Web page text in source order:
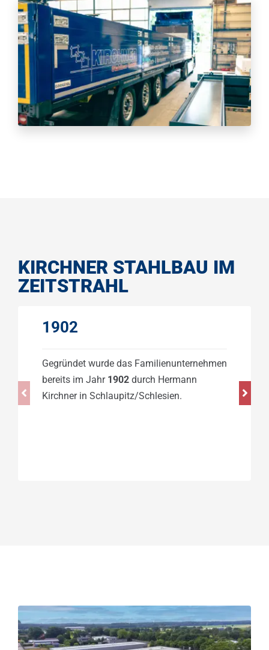
KIRCHNER STAHLBAU IM
ZEITSTRAHL
1902
Gegründet wurde das Familienunternehmen
bereits im Jahr 1902durch Hermann
Kirchner in Schlaupitz/Schlesien.